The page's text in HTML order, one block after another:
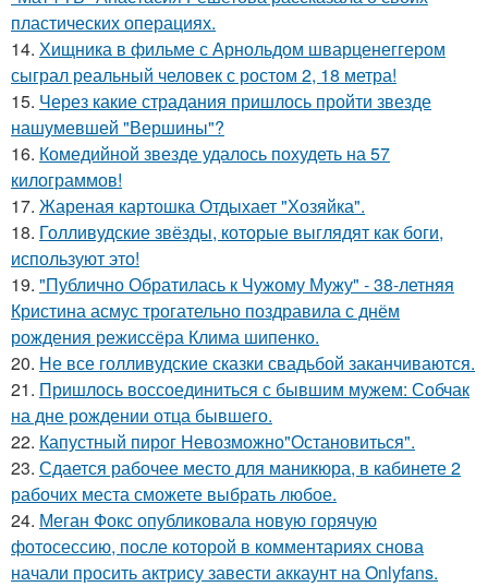
пластических операциях.
14. Хищника в фильме с Арнольдом шварценеггером
сыграл реальный человек с ростом 2, 18 метра!
15. Через какие страдания пришлось пройти звезде
нашумевшей "Вершины"?
16. Комедийной звезде удалось похудеть на 57
килограммов!
17. Жареная картошка Отдыхает "Хозяйка".
18. Голливудские звёзды, которые выглядят как боги,
используют это!
19. "Публично Обратилась к Чужому Мужу" - 38-летняя
Кристина асмус трогательно поздравила с днём
рождения режиссёра Клима шипенко.
20. Не все голливудские сказки свадьбой заканчиваются.
21. Пришлось воссоединиться с бывшим мужем: Собчак
на дне рождении отца бывшего.
22. Капустный пирог Невозможно"Остановиться".
23. Сдается рабочее место для маникюра, в кабинете 2
рабочих места сможете выбрать любое.
24. Меган Фокс опубликовала новую горячую
фотосессию, после которой в комментариях снова
начали просить актрису завести аккаунт на Onlyfans.